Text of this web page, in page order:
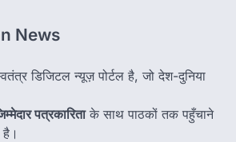
News
डिजिटल न्यूज़ पोर्टल है, जो देश-दुनिया
पत्रकारिताके साथ पाठकों तक पहुँचाने
है।